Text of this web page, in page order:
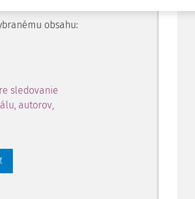
obsahu:
sledovanie
autorov,